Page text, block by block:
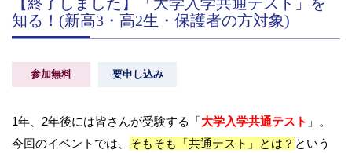
知る！(新高3・高2生・保護者の方対象)
参加無料 要申し込み
1年、2年後には皆さんが受験する「大学入学共通テスト 」。
今回のイベントでは、 そもそも「共通テスト」とは？ という